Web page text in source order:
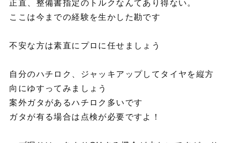
ここは今までの経験を生かした勘です
不安な方は素直にプロに任せましょう
自分のハチロク、ジャッキアップしてタイヤを縦方
向にゆすってみましょう
案外ガタがあるハチロク多いです
ガタが有る場合は点検が必要ですよ！